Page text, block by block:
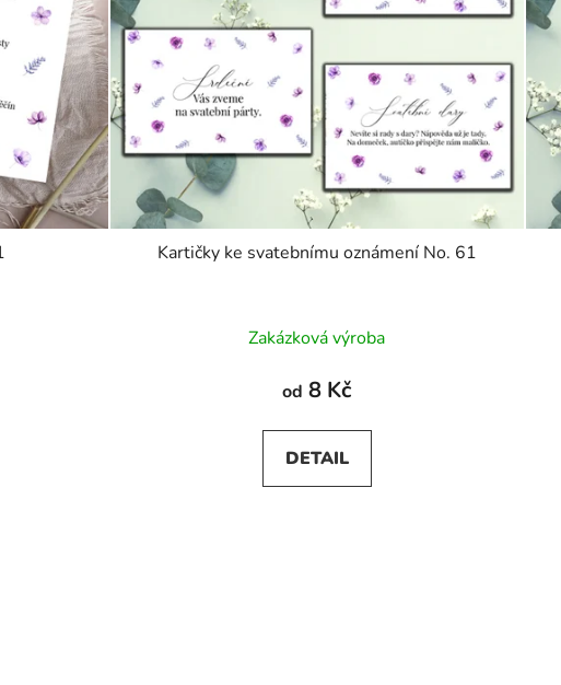
Kartičky ke svatebnímu oznámení No. 61
Zakázková výroba
od 8 Kč
DETAIL